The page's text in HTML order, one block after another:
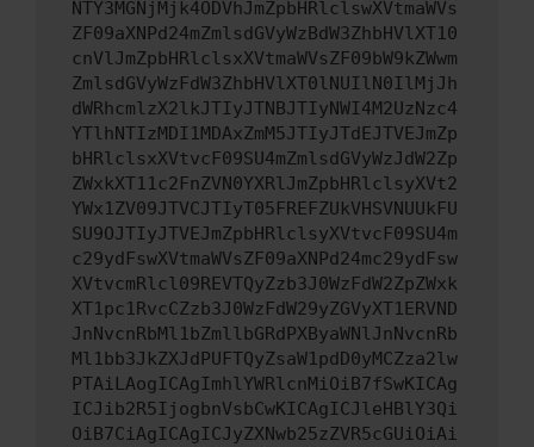
NTY3MGNjMjk4ODVhJmZpbHRlclswXVtmaWVs
ZF09aXNPd24mZmlsdGVyWzBdW3ZhbHVlXT10
cnVlJmZpbHRlclsxXVtmaWVsZF09bW9kZWwm
ZmlsdGVyWzFdW3ZhbHVlXT0lNUIlN0IlMjJh
dWRhcmlzX2lkJTIyJTNBJTIyNWI4M2UzNzc4
YTlhNTIzMDI1MDAxZmM5JTIyJTdEJTVEJmZp
bHRlclsxXVtvcF09SU4mZmlsdGVyWzJdW2Zp
ZWxkXT11c2FnZVN0YXRlJmZpbHRlclsyXVt2
YWx1ZV09JTVCJTIyT05FREFZUkVHSVNUUkFU
SU9OJTIyJTVEJmZpbHRlclsyXVtvcF09SU4m
c29ydFswXVtmaWVsZF09aXNPd24mc29ydFsw
XVtvcmRlcl09REVTQyZzb3J0WzFdW2ZpZWxk
XT1pc1RvcCZzb3J0WzFdW29yZGVyXT1ERVND
JnNvcnRbMl1bZmllbGRdPXByaWNlJnNvcnRb
Ml1bb3JkZXJdPUFTQyZsaW1pdD0yMCZza2lw
PTAiLAogICAgImhlYWRlcnMiOiB7fSwKICAg
ICJib2R5IjogbnVsbCwKICAgICJleHBlY3Qi
OiB7CiAgICAgICJyZXNwb25zZVR5cGUiOiAi